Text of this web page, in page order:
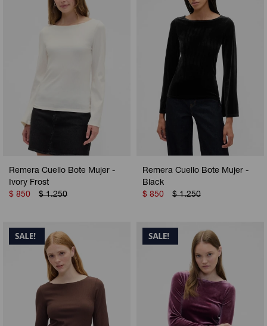
Remera Cuello Bote Mujer -
Ivory Frost
$ 850 $ 1.250
Remera Cuello Bote Mujer -
Black
$ 850 $ 1.250